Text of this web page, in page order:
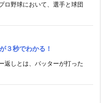
ロ野球において、選手と球団
３秒でわかる！
返しとは、バッターが打った